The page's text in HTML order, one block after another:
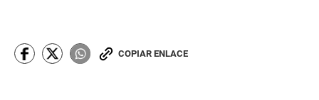
COPIAR ENLACE